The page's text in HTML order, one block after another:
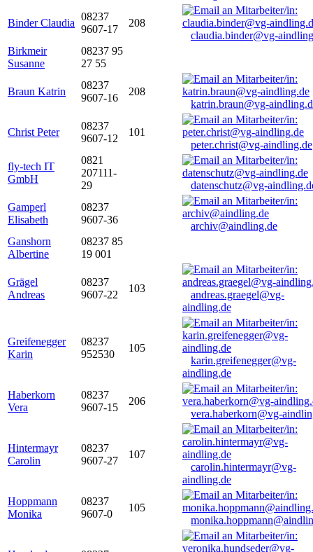
Binder Claudia
08237
9607-17
208
claudia.binder@vg-
Birkmeir
Susanne
08237 95
27 55
Braun Katrin
08237
9607-16
208
katrin.braun@vg-
Christ Peter
08237
9607-12
101
peter.christ@vg-aindling.de
fly-tech IT
GmbH
0821
207111-
29
datenschutz@vg-
Gamperl
Elisabeth
08237
9607-36
archiv@aindling.de
Ganshorn
Albertine
08237 85
19 001
Grägel
Andreas
08237
9607-22
103
andreas.graegel@vg-
aindling.de
Greifenegger
Karin
08237
952530
105
karin.greifenegger@vg-
aindling.de
Haberkorn
Vera
08237
9607-15
206
vera.haberkorn@vg-
Hintermayr
Carolin
08237
9607-27
107
carolin.hintermayr@vg-
aindling.de
Hoppmann
Monika
08237
9607-0
105